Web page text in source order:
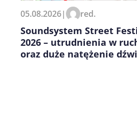
05.08.2026| red.
Soundsystem Street
2026 – utrudnienia w
oraz duże natężenie